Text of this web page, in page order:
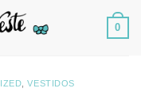
0
,VESTIDOS